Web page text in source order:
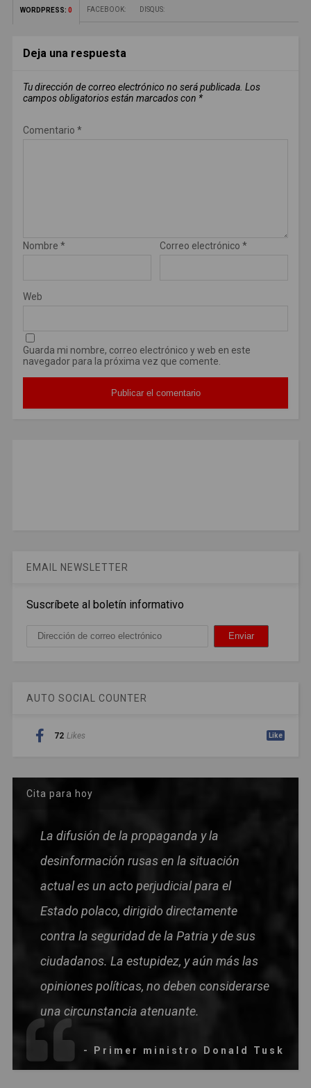
WORDPRESS: 0 FACEBOOK: DISQUS:
Deja una respuesta
Tu dirección de correo electrónico no será publicada. Los
campos obligatorios están marcados con *
Comentario *
Nombre * Correo electrónico *
Web
Guarda mi nombre, correo electrónico y web en este
navegador para la próxima vez que comente.
EMAIL NEWSLETTER
Suscríbete al boletín informativo
AUTO SOCIAL COUNTER
72 Likes Like
Cita para hoy
La difusión de la propaganda y la
desinformación rusas en la situación
actual es un acto perjudicial para el
Estado polaco, dirigido directamente
contra la seguridad de la Patria y de sus
ciudadanos. La estupidez, y aún más las
opiniones políticas, no deben considerarse
una circunstancia atenuante.
- Primer ministro Donald Tusk